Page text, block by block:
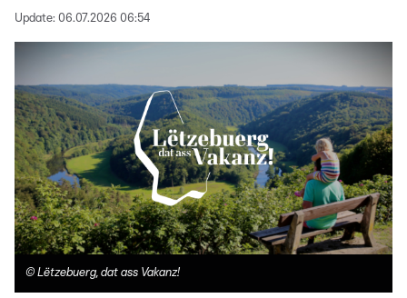
Update: 06.07.2026 06:54
© Lëtzebuerg, dat ass Vakanz!